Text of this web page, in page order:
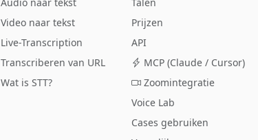
Video naar tekst
Live-Transcription
Transcriberen van URL
Wat is STT?
Prijzen
API
MCP (Claude / Cursor)
Zoomintegratie
Voice Lab
Cases gebruiken